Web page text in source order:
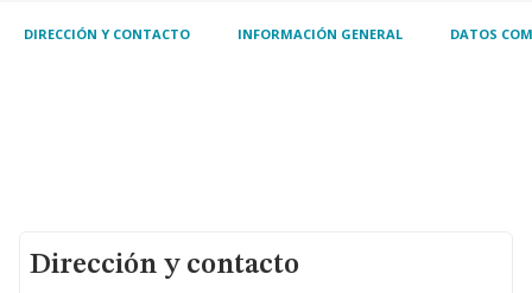
acti
DIRECCIÓN Y CONTACTO INFORMACIÓN GENERAL DATOS
Dirección y contacto